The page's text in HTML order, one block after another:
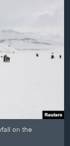
on the